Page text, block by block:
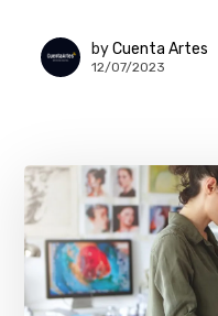
by Cuenta Artes
12/07/2023